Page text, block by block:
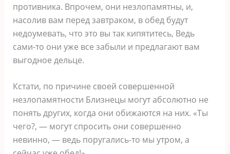
противника. Впрочем, они незлопамятны, и,
насолив вам перед завтраком, в обед будут
недоумевать, что это вы так кипятитесь, Ведь
сами-то они уже все забыли и предлагают вам
выгодное дельце.
Кстати, по причине своей совершенной
незлопамятности Близнецы могут абсолютно не
понять других, когда они обижаются на них. «Ты
чего?, ― могут спросить они совершенно
невинно, ― ведь поругались-то мы утром, а